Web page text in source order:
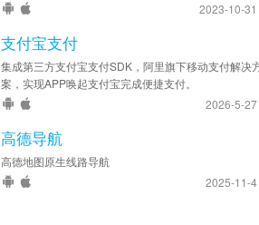
2023-10-
支付宝支付
集成第三方支付宝支付SDK，阿里旗下移动支付解决
案，实现APP唤起支付宝完成便捷支付。
2026-5-
高德导航
高德地图原生线路导航
2025-11-